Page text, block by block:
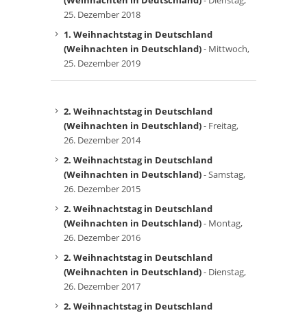
25. Dezember 2018
1. Weihnachtstag in Deutschland
(Weihnachten in Deutschland)- Mittwoch,
25. Dezember 2019
2. Weihnachtstag in Deutschland
(Weihnachten in Deutschland)- Freitag,
26. Dezember 2014
2. Weihnachtstag in Deutschland
(Weihnachten in Deutschland)- Samstag,
26. Dezember 2015
2. Weihnachtstag in Deutschland
(Weihnachten in Deutschland)- Montag,
26. Dezember 2016
2. Weihnachtstag in Deutschland
(Weihnachten in Deutschland)- Dienstag,
26. Dezember 2017
2. Weihnachtstag in Deutschland